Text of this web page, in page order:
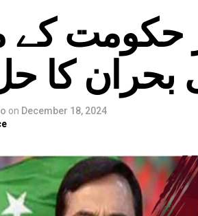
حکومت کے
بحران کا
on December 18, 2024